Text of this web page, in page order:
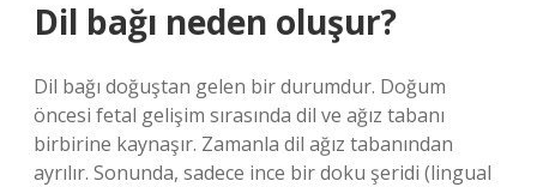
Dil bağı neden oluşur?
Dil bağı doğuştan gelen bir durumdur. Doğum
öncesi fetal gelişim sırasında dil ve ağız tabanı
birbirine kaynaşır. Zamanla dil ağız tabanından
ayrılır. Sonunda, sadece ince bir doku şeridi (lingual